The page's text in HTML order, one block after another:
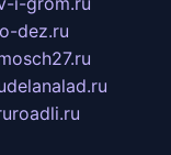
dez.ru
delanalad.ru
roadli.ru